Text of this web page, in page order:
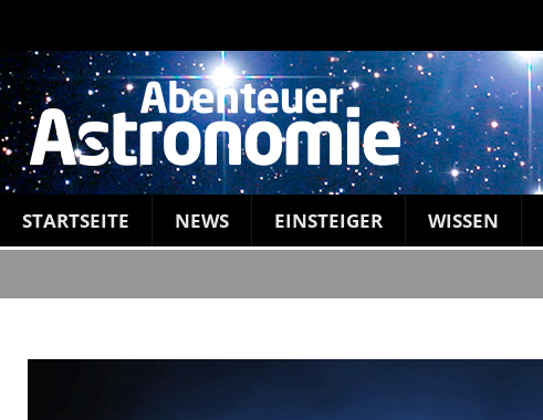
STARTSEITE NEWS EINSTEIGER WISSEN